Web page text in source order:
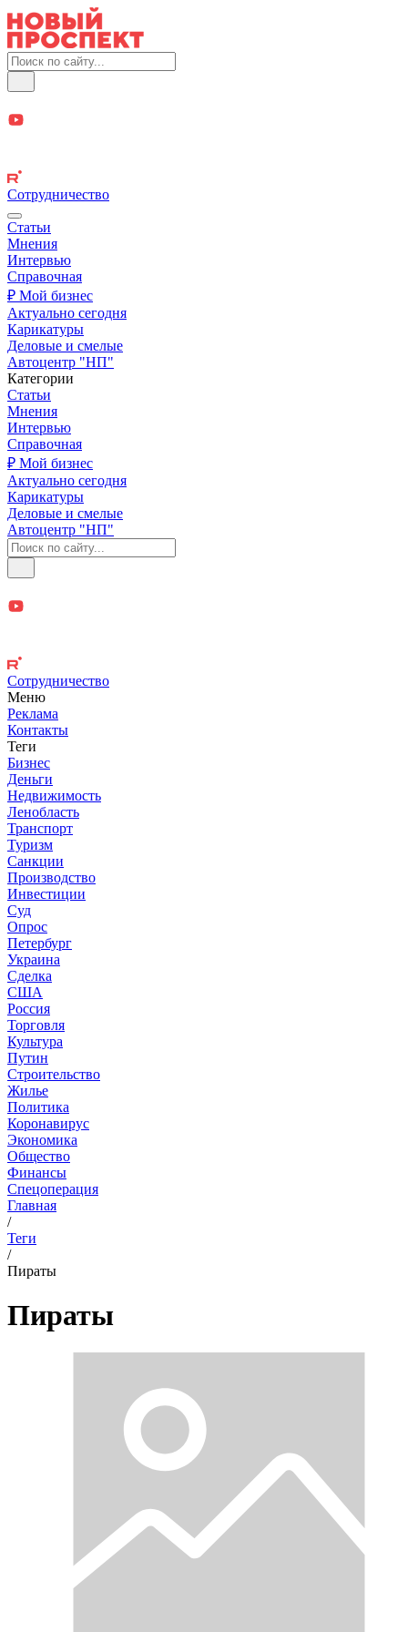
Сотрудничество
Статьи
Мнения
Интервью
Справочная
₽ Мой бизнес
Актуально сегодня
Карикатуры
Деловые и смелые
Автоцентр "НП"
Категории
Статьи
Мнения
Интервью
Справочная
₽ Мой бизнес
Актуально сегодня
Карикатуры
Деловые и смелые
Автоцентр "НП"
Сотрудничество
Меню
Реклама
Контакты
Теги
Бизнес
Деньги
Недвижимость
Ленобласть
Транспорт
Туризм
Санкции
Производство
Инвестиции
Суд
Опрос
Петербург
Украина
Сделка
США
Россия
Торговля
Культура
Путин
Строительство
Жилье
Политика
Коронавирус
Экономика
Общество
Финансы
Спецоперация
Главная
/
Теги
/
Пираты
Пираты